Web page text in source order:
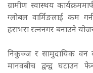
ग्रामीण स्वास्थय
ग्लोबल वार्मिङलाई कम
हराभरा रत्ननगर बनाउने
निकुञ्ज र सामुदायिक वन
मानवबीच द्वन्द्व